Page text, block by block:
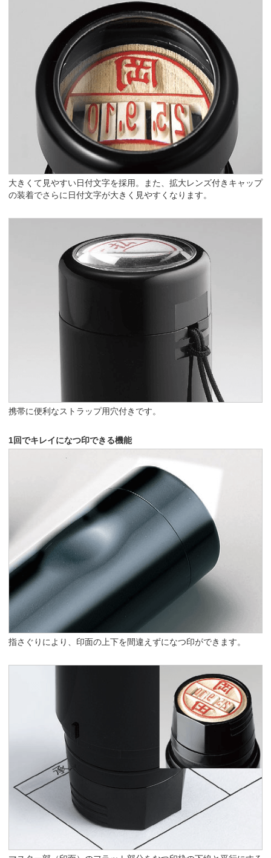
大きくて見やすい日付文字を採用。また、拡大レンズ付きキャップ
の装着でさらに日付文字が大きく見やすくなります。
携帯に便利なストラップ用穴付きです。
1回でキレイになつ印できる機能
指さぐりにより、印面の上下を間違えずになつ印ができます。